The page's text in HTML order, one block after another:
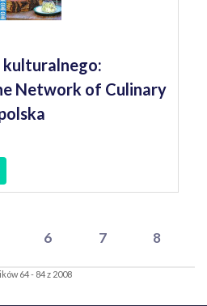
Network of Culinary
6 7 8
64 - 84 z 2008